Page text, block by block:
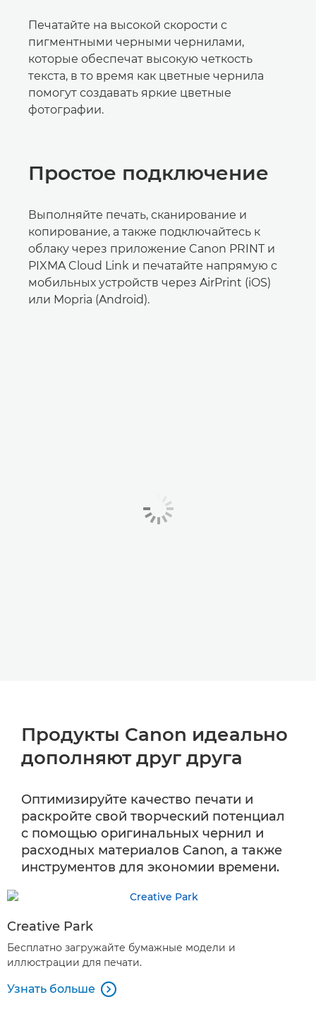
Печатайте на высокой скорости с
пигментными черными чернилами,
которые обеспечат высокую четкость
текста, в то время как цветные чернила
помогут создавать яркие цветные
фотографии.
Простое подключение
Выполняйте печать, сканирование и
копирование, а также подключайтесь к
облаку через приложение Canon PRINT и
PIXMA Cloud Link и печатайте напрямую с
мобильных устройств через AirPrint (iOS)
или Mopria (Android).
Продукты Canon идеально
дополняют друг друга
Оптимизируйте качество печати и
раскройте свой творческий потенциал
с помощью оригинальных чернил и
расходных материалов Canon, а также
инструментов для экономии времени.
Creative Park
Бесплатно загружайте бумажные модели и
иллюстрации для печати.
Узнать больше 